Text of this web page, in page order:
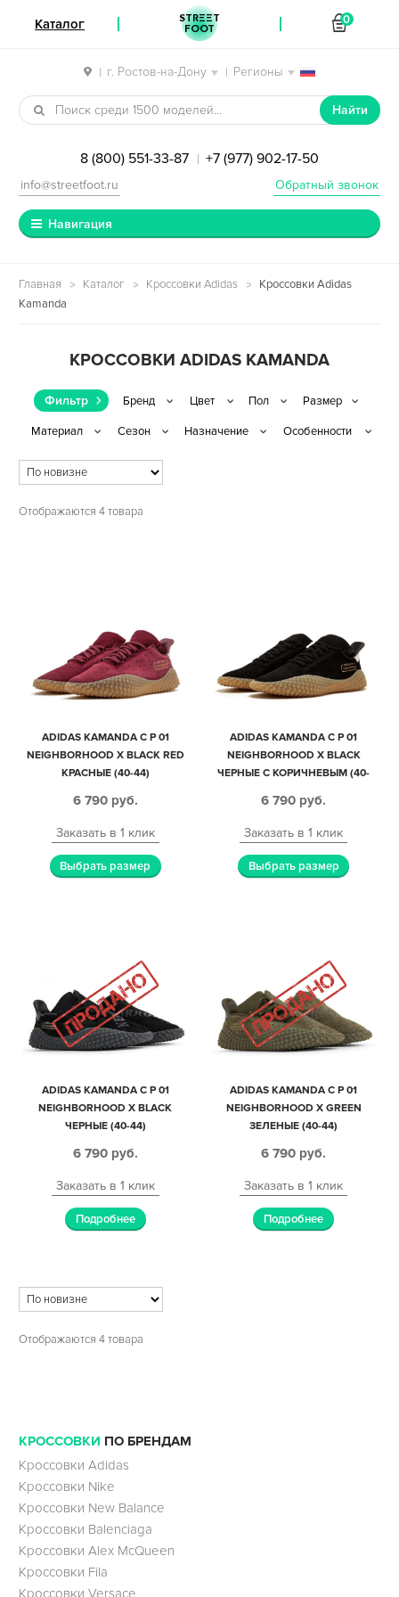
| г. Ростов-на-Дону | Регионы
Перейти к навигации
Перейти к содержимому
Найти
8 (800) 551-33-87 | +7 (977) 902-17-50
Обратный звонок
info@streetfoot.ru
Навигация
Главная Каталог Кроссовки Adidas
Кроссовки Adidas
Kamanda
КРОССОВКИ ADIDAS KAMANDA
Фильтр
Отображаются 4 товара
ADIDAS KAMANDA C P 01
NEIGHBORHOOD X BLACK RED
КРАСНЫЕ (40-44)
6 790 руб.
Заказать в 1 клик
Выбрать размер
ADIDAS KAMANDA C P 01
NEIGHBORHOOD X BLACK
ЧЕРНЫЕ С КОРИЧНЕВЫМ (40-
6 790 руб.
Заказать в 1 клик
Выбрать размер
ADIDAS KAMANDA C P 01
NEIGHBORHOOD X BLACK
ЧЕРНЫЕ (40-44)
6 790 руб.
Заказать в 1 клик
Подробнее
ADIDAS KAMANDA C P 01
NEIGHBORHOOD X GREEN
ЗЕЛЕНЫЕ (40-44)
6 790 руб.
Заказать в 1 клик
Подробнее
Отображаются 4 товара
КРОССОВКИ ПО БРЕНДАМ
Кроссовки Adidas
Кроссовки Nike
Кроссовки New Balance
Кроссовки Balenciaga
Кроссовки Alex McQueen
Кроссовки Fila
Кроссовки Versace
Каталог STREET
FOOT
0